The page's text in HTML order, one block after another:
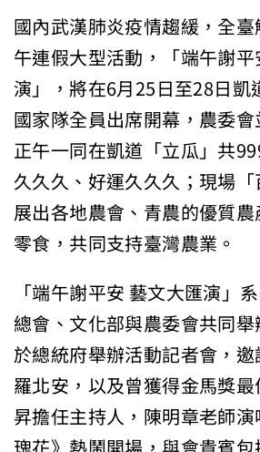
國內武漢肺炎疫情趨緩，全
午連假大型活動，「端午謝
演」，將在6月25日至28日
國家隊全員出席開幕，農委
正午一同在凱道「立瓜」共
久久久、好運久久久；現場
展出各地農會、青農的優質
零食，共同支持臺灣農業。
「端午謝平安 藝文大匯演」
總會、文化部與農委會共同
於總統府舉辦活動記者會，
羅北安，以及曾獲得金馬獎
昇擔任主持人，陳明章老師